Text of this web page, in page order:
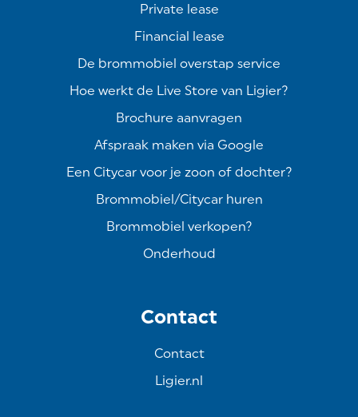
Private lease
Financial lease
De brommobiel overstap service
Hoe werkt de Live Store van Ligier?
Brochure aanvragen
Afspraak maken via Google
Een Citycar voor je zoon of dochter?
Brommobiel/Citycar huren
Brommobiel verkopen?
Onderhoud
Contact
Contact
Ligier.nl